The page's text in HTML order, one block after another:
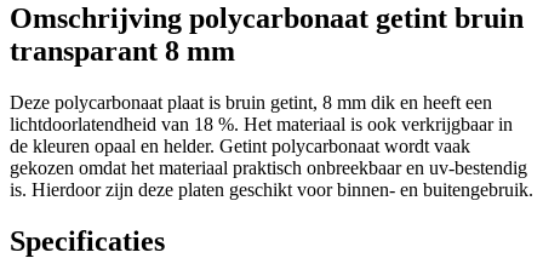
Omschrijving polycarbonaat getint bruin
transparant 8 mm
Deze polycarbonaat plaat is bruin getint, 8 mm dik en heeft een
lichtdoorlatendheid van 18 %. Het materiaal is ook verkrijgbaar in
de kleuren opaal en helder. Getint polycarbonaat wordt vaak
gekozen omdat het materiaal praktisch onbreekbaar en uv-bestendig
is. Hierdoor zijn deze platen geschikt voor binnen- en buitengebruik.
Specificaties